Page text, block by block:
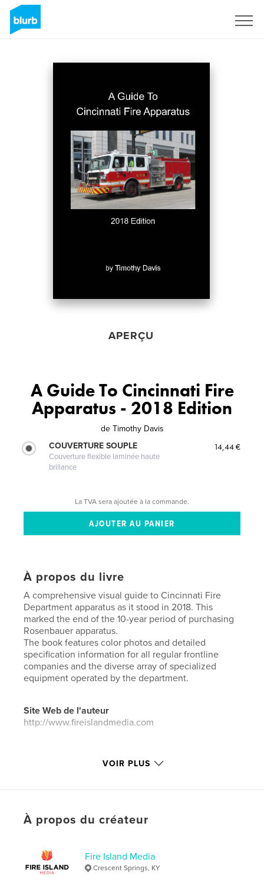
APERÇU
A Guide To Cincinnati Fire
Apparatus - 2018 Edition
de Timothy Davis
COUVERTURE SOUPLE
Couverture flexible laminée haute
brillance
14,44 €
La TVA sera ajoutée à la commande.
À propos du livre
A comprehensive visual guide to Cincinnati Fire
Department apparatus as it stood in 2018. This
marked the end of the 10-year period of purchasing
Rosenbauer apparatus.
The book features color photos and detailed
specification information for all regular frontline
companies and the diverse array of specialized
equipment operated by the department.
Site Web de l'auteur
http://www.fireislandmedia.com
Caractéristiques et détails
ISBN
Date de publication:juil 06, 2022
LangueEnglish
VOIR PLUS
À propos du créateur
Fire Island Media
Crescent Springs, KY